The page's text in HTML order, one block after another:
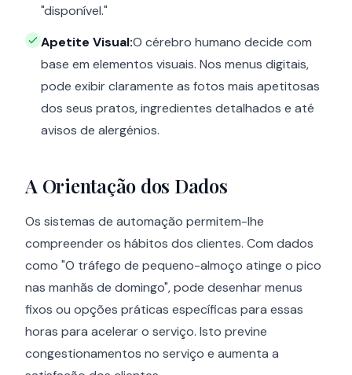
"disponível."
Apetite Visual:O cérebro humano decide com
base em elementos visuais. Nos menus digitais,
pode exibir claramente as fotos mais apetitosas
dos seus pratos, ingredientes detalhados e até
avisos de alergénios.
A Orientação dos Dados
Os sistemas de automação permitem-lhe
compreender os hábitos dos clientes. Com dados
como "O tráfego de pequeno-almoço atinge o pico
nas manhãs de domingo", pode desenhar menus
fixos ou opções práticas específicas para essas
horas para acelerar o serviço. Isto previne
congestionamentos no serviço e aumenta a